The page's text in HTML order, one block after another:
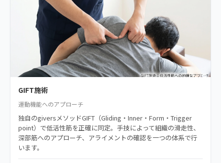
GIFT施術
運動機能へのアプローチ
独自のgiversメソッドGIFT（Gliding・Inner・Form・Trigger
point）で低活性筋を正確に同定。手技によって組織の滑走性、
深部筋へのアプローチ、アライメントの確認を一つの体系で行
います。